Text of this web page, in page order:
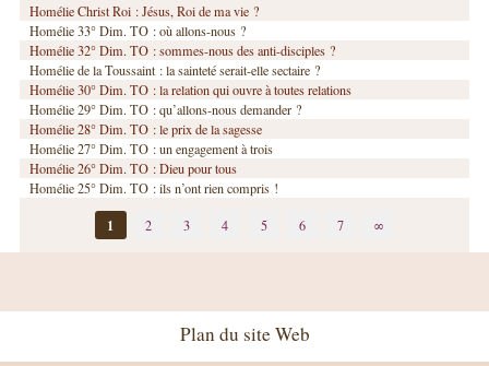
Homélie Christ Roi : Jésus, Roi de ma vie ?
Homélie 33° Dim. TO : où allons-nous ?
Homélie 32° Dim. TO : sommes-nous des anti-disciples ?
Homélie de la Toussaint : la sainteté serait-elle sectaire ?
Homélie 30° Dim. TO : la relation qui ouvre à toutes relations
Homélie 29° Dim. TO : qu’allons-nous demander ?
Homélie 28° Dim. TO : le prix de la sagesse
Homélie 27° Dim. TO : un engagement à trois
Homélie 26° Dim. TO : Dieu pour tous
Homélie 25° Dim. TO : ils n’ont rien compris !
1 2 3 4 5 6 7 ∞
Plan du site Web